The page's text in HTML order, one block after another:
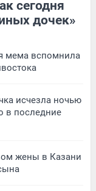
сегодня
дочек»
мема вспомнила
исчезла ночью
в последние
жены в Казани